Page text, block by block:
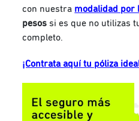
con nuestra modalidad por
pesos si es que no utilizas
completo.
¡Contrata aquí tu póliza